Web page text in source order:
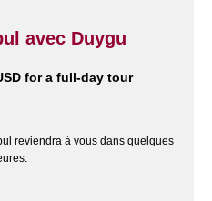
avec Duygu
for a full-day tour
reviendra à vous dans quelques